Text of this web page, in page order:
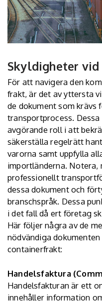
Skyldigheter
För att navigera den
frakt, är det av yttersta
de dokument som krävs
transportprocess.
avgörande roll i att
säkerställa regelrätt
varorna samt uppfylla
importländerna. Notera,
professionellt
dessa dokument och
branschspråk. Dessa
i det fall då ert företag
Här följer några av de
nödvändiga
containerfrakt:
Handelsfaktura
Handelsfakturan är ett
innehåller information